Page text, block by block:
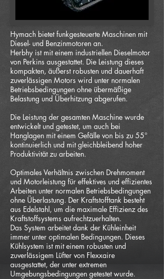
Hymach bietet funkgesteuerte Maschinen mit
Diesel- und Benzinmotoren an.
Herbhy ist mit einem industriellen Dieselmotor
von Perkins ausgestattet. Die Leistung dieses
kompakten, äußerst robusten und dauerhaft
zuverlässigen Motors wird unter normalen
Betriebsbedingungen ohne übermäßige
Belastung und Überhitzung abgerufen.
Die Leistung der gesamten Maschine wurde
entwickelt und getestet, um auch bei
Hanglagen mit einem Gefälle von bis zu 55°
kontinuierlich und mit gleichbleibend hoher
Produktivität zu arbeiten.
Optimales Verhältnis zwischen Drehmoment
und Motorleistung für effektives und effizientes
Arbeiten unter normalen Betriebsbedingungen
ohne Überlastung. Der Kraftstofftank besteht
aus Edelstahl, um die maximale Effizienz des
Kraftstoffsystems aufrechtzuerhalten.
Das System arbeitet dank der Kühleinheit
immer unter optimalen Bedingungen. Dieses
Kühlsystem ist mit einem robusten und
zuverlässigem Lüfter von Flexxaire
ausgestattet, der unter extremen
Umgebungsbedingungen getestet wurde.